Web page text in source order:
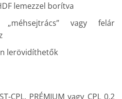
lemezzel borítva
„méhsejtrács” vagy felár
lerövidíthetők
CPL, PRÉMIUM vagy CPL 0,2